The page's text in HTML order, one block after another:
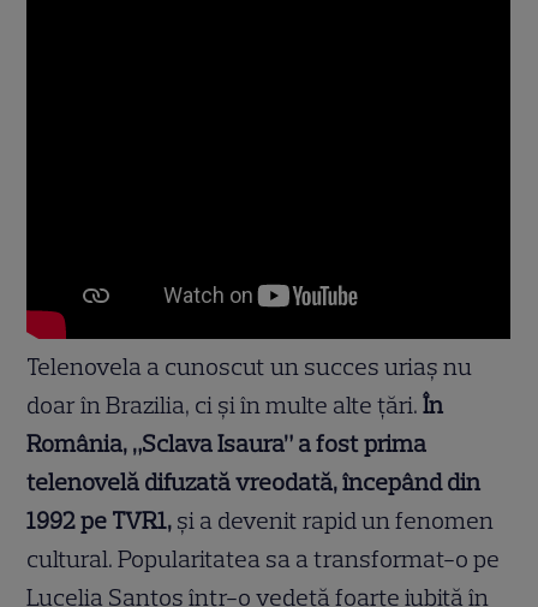
Telenovela a cunoscut un succes uriaș nu
doar în Brazilia, ci și în multe alte țări.În
România, „Sclava Isaura” a fost prima
telenovelă difuzată vreodată, începând din
1992 pe TVR1, și a devenit rapid un fenomen
cultural. Popularitatea sa a transformat-o pe
Lucelia Santos într-o vedetă foarte iubită în